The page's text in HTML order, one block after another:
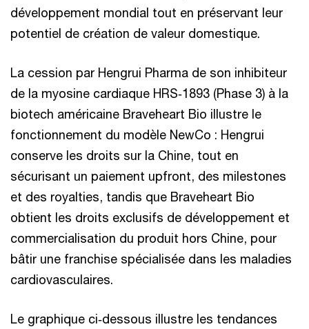
développement mondial tout en préservant leur
potentiel de création de valeur domestique.
La cession par Hengrui Pharma de son inhibiteur
de la myosine cardiaque HRS‑1893 (Phase 3) à la
biotech américaine Braveheart Bio illustre le
fonctionnement du modèle NewCo : Hengrui
conserve les droits sur la Chine, tout en
sécurisant un paiement upfront, des milestones
et des royalties, tandis que Braveheart Bio
obtient les droits exclusifs de développement et
commercialisation du produit hors Chine, pour
bâtir une franchise spécialisée dans les maladies
cardiovasculaires.
Le graphique ci‑dessous illustre les tendances